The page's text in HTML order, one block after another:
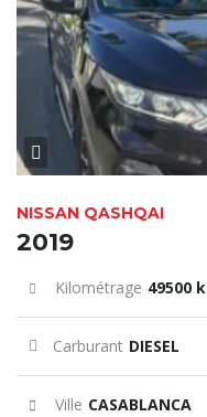
NISSAN QASHQAI
2019
Kilométrage 49500
Carburant DIESEL
Ville CASABLANCA